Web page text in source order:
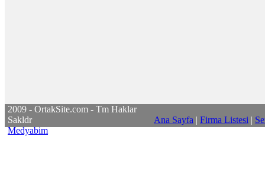
2009 - OrtakSite.com - Tm Haklar
Sakldr
Medyabim
Ana Sayfa | Firma Listesi |